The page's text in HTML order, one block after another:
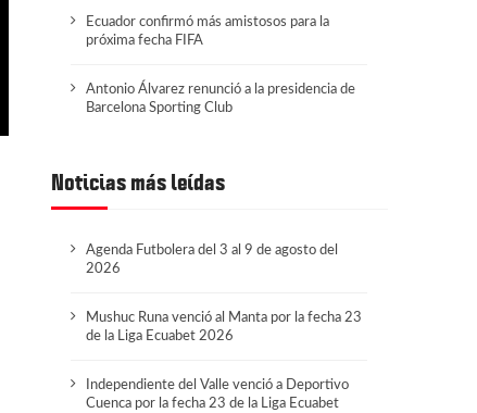
Ecuador confirmó más amistosos para la
próxima fecha FIFA
Antonio Álvarez renunció a la presidencia de
Barcelona Sporting Club
Noticias más leídas
Agenda Futbolera del 3 al 9 de agosto del
2026
Mushuc Runa venció al Manta por la fecha 23
de la Liga Ecuabet 2026
Independiente del Valle venció a Deportivo
Cuenca por la fecha 23 de la Liga Ecuabet